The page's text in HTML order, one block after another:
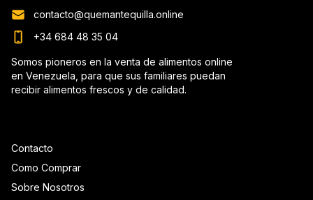
Contacto
Como Comprar
Sobre Nosotros
contacto@quemantequilla.online
+34 684 48 35 04
Somos pioneros en la venta de alimentos online
en Venezuela, para que sus familiares puedan
recibir alimentos frescos y de calidad.